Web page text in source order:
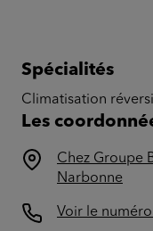
Spécialités
Climatisation
Les
Chez Groupe
Narbonne
Voir le